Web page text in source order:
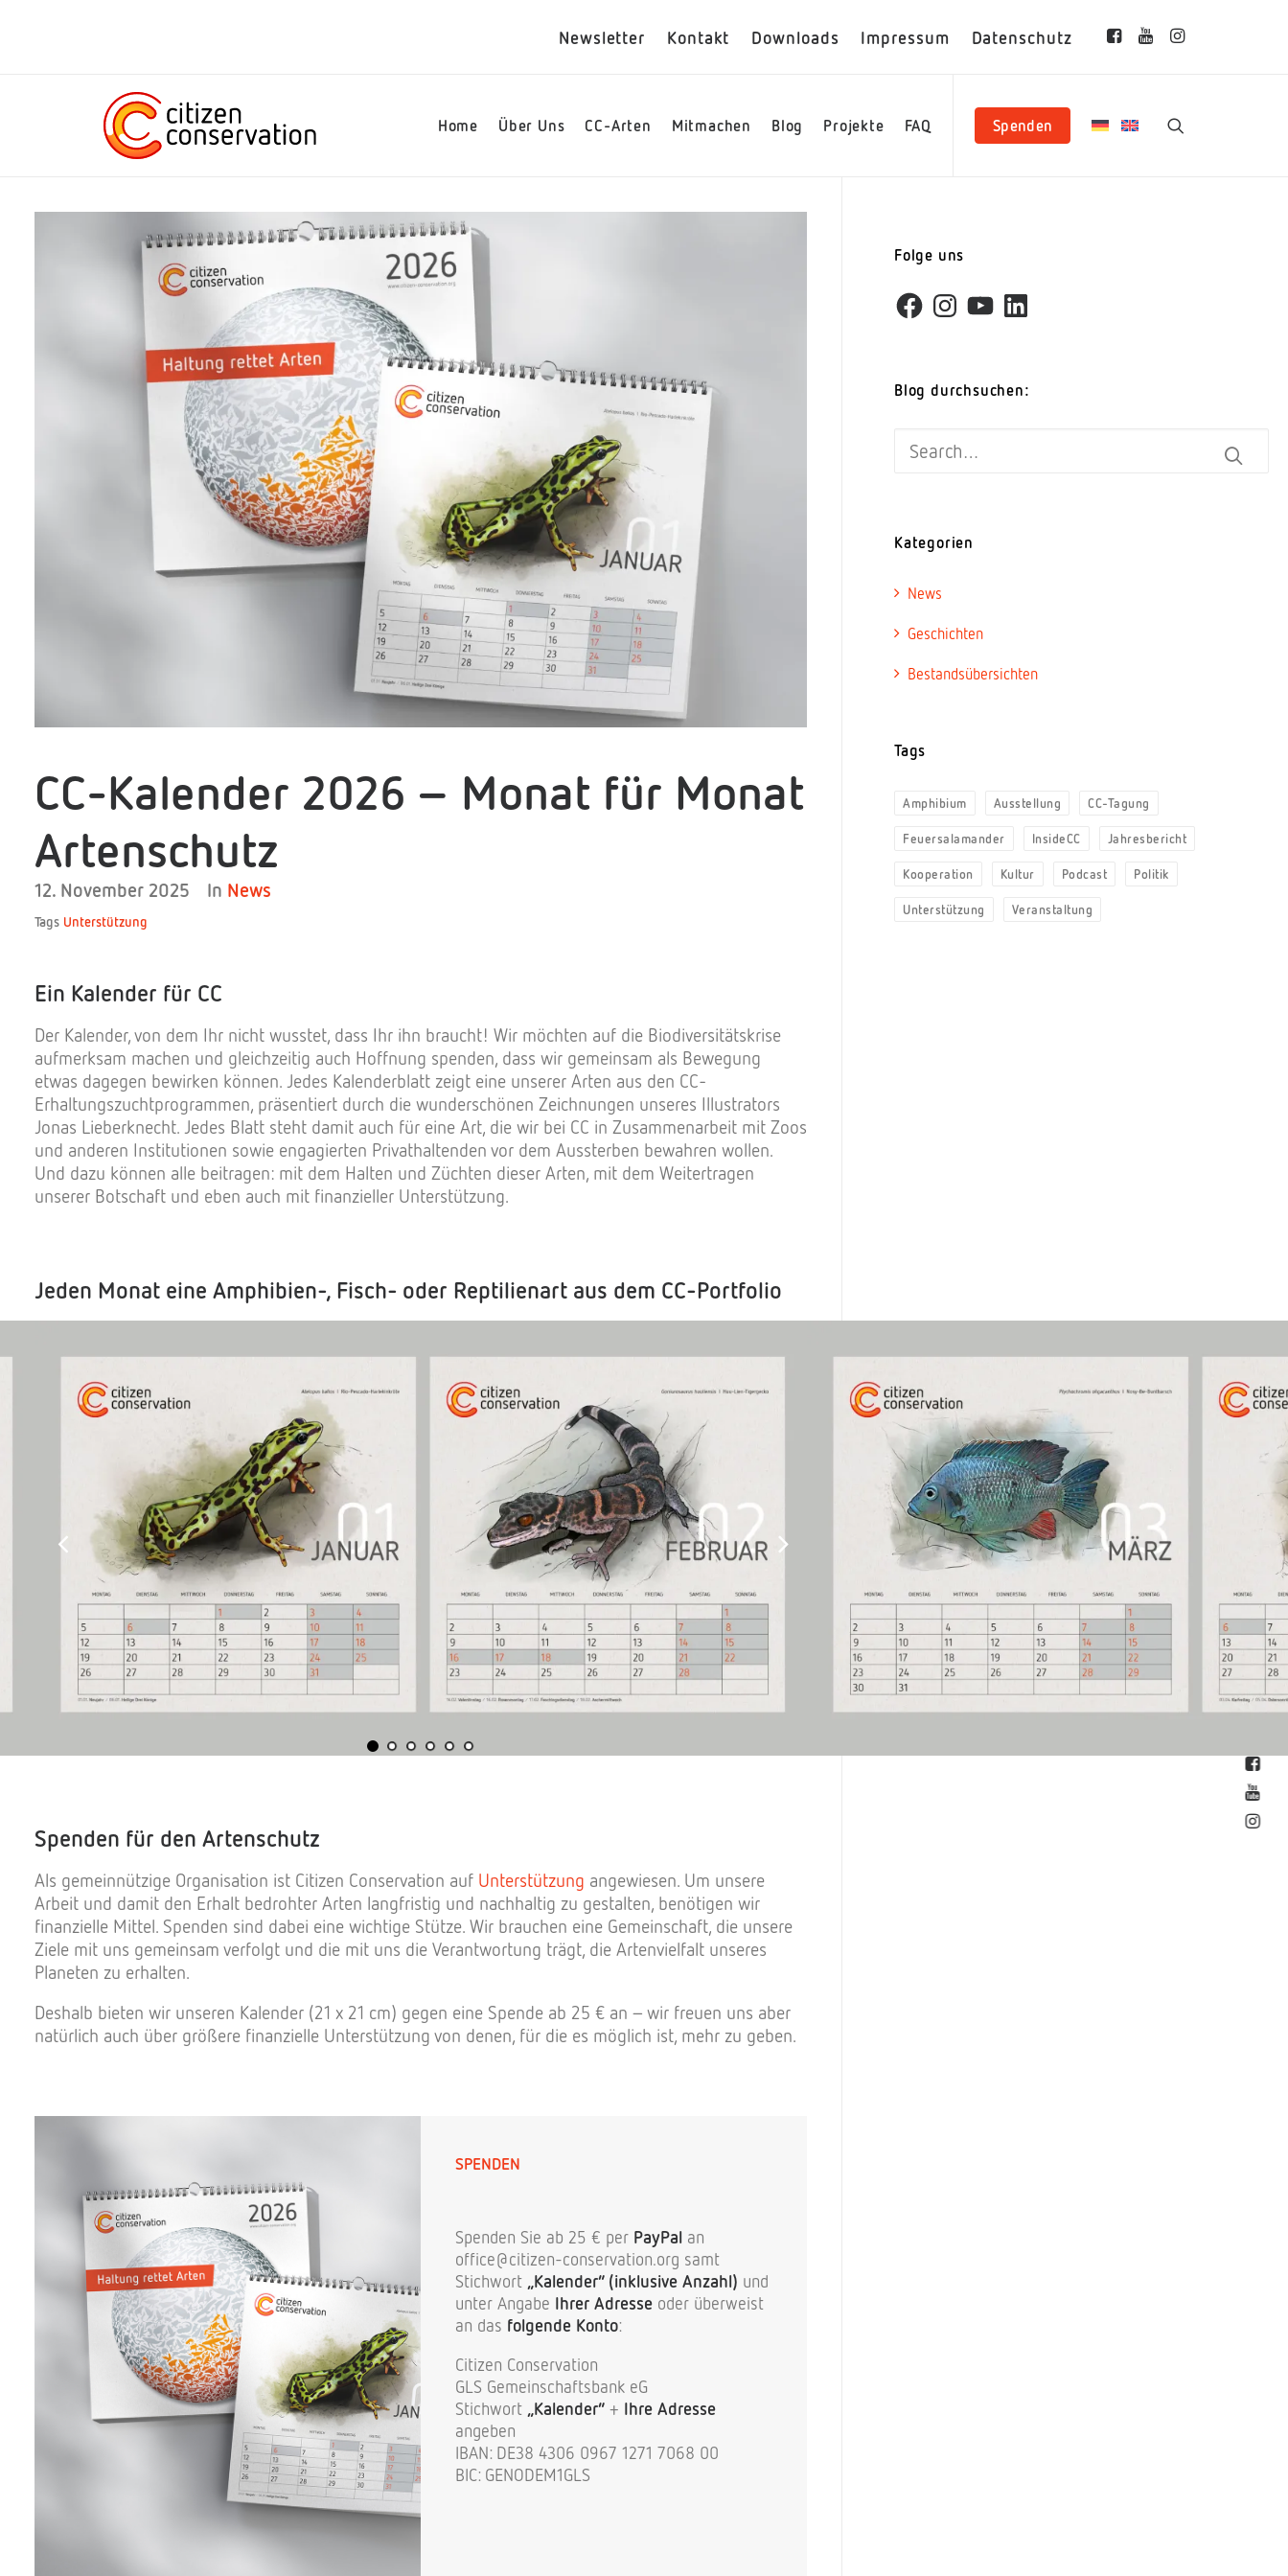
Newsletter Kontakt Downloads Impressum Datenschutz
Home Über Uns CC-Arten Mitmachen Blog Projekte FAQ Spenden
CC-Kalender 2026 – Monat für Monat
Artenschutz
12. November 2025 In News
Tags Unterstützung
Ein Kalender für CC
Der Kalender, von dem Ihr nicht wusstet, dass Ihr ihn braucht! Wir möchten auf die Biodiversitätskrise
aufmerksam machen und gleichzeitig auch Hoffnung spenden, dass wir gemeinsam als Bewegung
etwas dagegen bewirken können. Jedes Kalenderblatt zeigt eine unserer Arten aus den CC-
Erhaltungszuchtprogrammen, präsentiert durch die wunderschönen Zeichnungen unseres Illustrators
Jonas Lieberknecht. Jedes Blatt steht damit auch für eine Art, die wir bei CC in Zusammenarbeit mit Zoos
und anderen Institutionen sowie engagierten Privathaltenden vor dem Aussterben bewahren wollen.
Und dazu können alle beitragen: mit dem Halten und Züchten dieser Arten, mit dem Weitertragen
unserer Botschaft und eben auch mit finanzieller Unterstützung.
Jeden Monat eine Amphibien-, Fisch- oder Reptilienart aus dem CC-Portfolio
Spenden für den Artenschutz
Als gemeinnützige Organisation ist Citizen Conservation auf Unterstützung angewiesen. Um unsere
Arbeit und damit den Erhalt bedrohter Arten langfristig und nachhaltig zu gestalten, benötigen wir
finanzielle Mittel. Spenden sind dabei eine wichtige Stütze. Wir brauchen eine Gemeinschaft, die unsere
Ziele mit uns gemeinsam verfolgt und die mit uns die Verantwortung trägt, die Artenvielfalt unseres
Planeten zu erhalten.
Deshalb bieten wir unseren Kalender (21 x 21 cm) gegen eine Spende ab 25 € an – wir freuen uns aber
natürlich auch über größere finanzielle Unterstützung von denen, für die es möglich ist, mehr zu geben.
SPENDEN
Spenden Sie ab 25 € per PayPal an
office@citizen-conservation.org samt
Stichwort „Kalender“ (inklusive Anzahl) und
unter Angabe Ihrer Adresse oder überweist
an das folgende Konto:
Citizen Conservation
GLS Gemeinschaftsbank eG
Stichwort „Kalender“ + Ihre Adresse
angeben
IBAN: DE38 4306 0967 1271 7068 00
BIC: GENODEM1GLS
Folge uns
FacebookInstagram
YouTubeLinkedIn
Blog durchsuchen:
Kategorien
News
Geschichten
Bestandsübersichten
Tags
Amphibium Ausstellung CC-Tagung
Feuersalamander InsideCC Jahresbericht
Kooperation Kultur Podcast Politik
Unterstützung Veranstaltung